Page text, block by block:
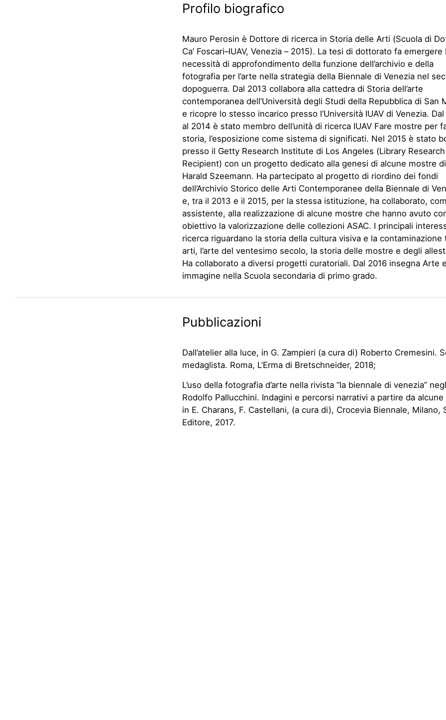
Profilo biografico
Mauro Perosin è Dottore di ricerca in Storia delle Arti (Scuola di
Ca’ Foscari–IUAV, Venezia – 2015). La tesi di dottorato fa emergere
necessità di approfondimento della funzione dell’archivio e della
fotografia per l’arte nella strategia della Biennale di Venezia nel
dopoguerra. Dal 2013 collabora alla cattedra di Storia dell’arte
contemporanea dell’Università degli Studi della Repubblica di San
e ricopre lo stesso incarico presso l’Università IUAV di Venezia. Dal
al 2014 è stato membro dell’unità di ricerca IUAV Fare mostre per
storia, l’esposizione come sistema di significati. Nel 2015 è stato
presso il Getty Research Institute di Los Angeles (Library
Recipient) con un progetto dedicato alla genesi di alcune mostre di
Harald Szeemann. Ha partecipato al progetto di riordino dei fondi
dell’Archivio Storico delle Arti Contemporanee della Biennale di
e, tra il 2013 e il 2015, per la stessa istituzione, ha collaborato,
assistente, alla realizzazione di alcune mostre che hanno avuto
obiettivo la valorizzazione delle collezioni ASAC. I principali
ricerca riguardano la storia della cultura visiva e la contaminazione
arti, l’arte del ventesimo secolo, la storia delle mostre e degli
Ha collaborato a diversi progetti curatoriali. Dal 2016 insegna Arte e
immagine nella Scuola secondaria di primo grado.
Pubblicazioni
Dall’atelier alla luce, in G. Zampieri (a cura di) Roberto Cremesini.
medaglista. Roma, L’Erma di Bretschneider, 2018;
L’uso della fotografia d’arte nella rivista “la biennale di venezia”
Rodolfo Pallucchini. Indagini e percorsi narrativi a partire da
in E. Charans, F. Castellani, (a cura di), Crocevia Biennale, Milano,
Editore, 2017.